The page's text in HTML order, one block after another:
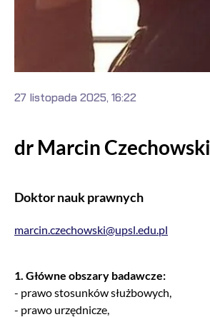
dr Marcin Czechowski
Doktor nauk prawnych
27 listopada 2025, 16:22
marcin.czechowski@upsl.edu.pl
1. Główne obszary badawcze:
- prawo stosunków służbowych,
- prawo urzędnicze,